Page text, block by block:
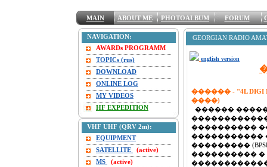
MAIN ABOUT ME PHOTOALBUM FORUM
NAVIGATION:
AWARDs PROGRAMM
TOPICs (rus)
DOWNLOAD
ONLINE LOG
MY VIDEOS
HF EXPEDITION
VHF UHF (QRV 2m):
EQUIPMENT
SATELLITE
(active)
MS
(active)
GEORGIAN RADIO
english version
������ - "4L
����)
������
����������
�����������
���������
����������